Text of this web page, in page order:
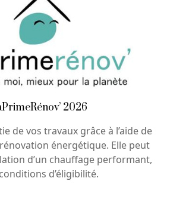
2026
de vos travaux grâce à l’aide de
rénovation énergétique. Elle peut
d’un chauffage performant,
d’éligibilité.